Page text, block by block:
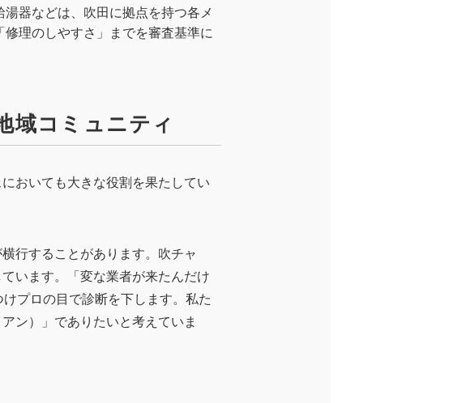
器などは、吹田に拠点を持つ各メ
理のしやすさ」までを審査基準に
域コミュニティ
においても大きな役割を果たしてい
行することがあります。吹チャ
います。「変な業者が来たんだけ
プロの目で診断を下します。私た
ン）」でありたいと考えていま